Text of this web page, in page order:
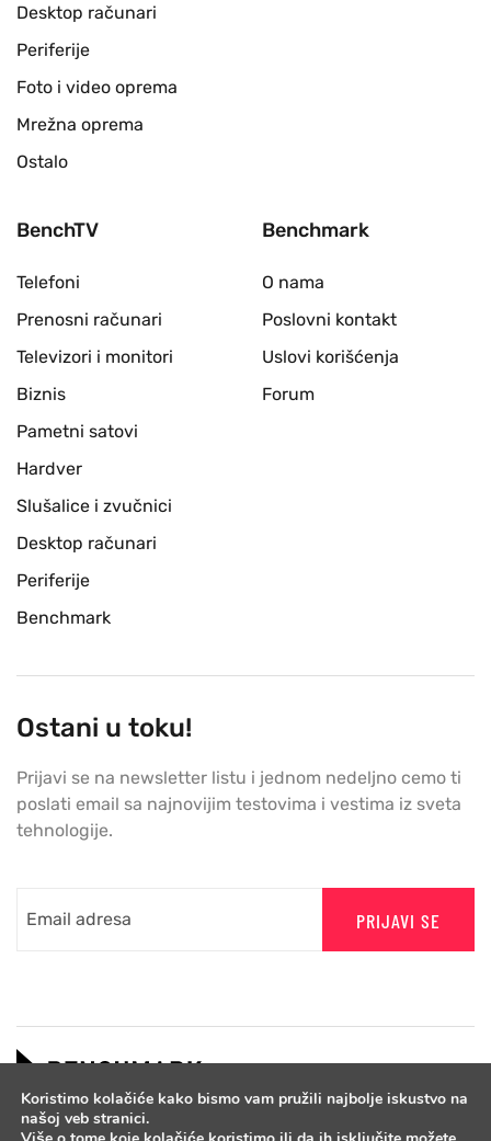
Desktop računari
Periferije
Foto i video oprema
Mrežna oprema
Ostalo
BenchTV
Telefoni
Prenosni računari
Televizori i monitori
Biznis
Pametni satovi
Hardver
Slušalice i zvučnici
Desktop računari
Periferije
Benchmark
Benchmark
O nama
Poslovni kontakt
Uslovi korišćenja
Forum
Ostani u toku!
Prijavi se na newsletter listu i jednom nedeljno cemo ti
poslati email sa najnovijim testovima i vestima iz sveta
tehnologije.
PRIJAVI SE
Koristimo kolačiće kako bismo vam pružili najbolje iskustvo na
našoj veb stranici.